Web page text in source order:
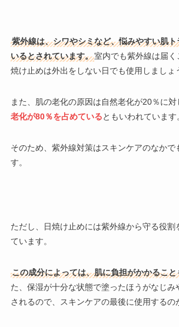
紫外線は、シワやシミなど、悩みやすい肌
いるとされています。室内でも紫外線は届
焼け止めは外出をしない日でも使用しましょ
また、肌の老化の原因は自然老化が20％に対
老化が80％を占めているともいわれています
そのため、紫外線対策はスキンケアのなかで
す。
ただし、日焼け止めには紫外線から守る役割
ています。
この成分によっては、肌に負担がかかるこ
た、保湿が十分な状態で塗ったほうがなじみ
されるので、スキンケアの最後に使用するの